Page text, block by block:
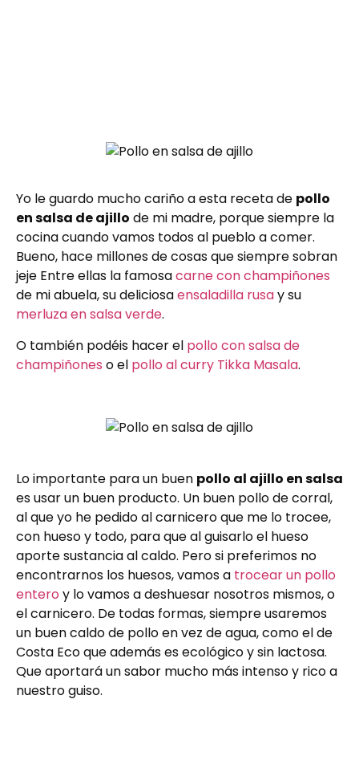
Yo le guardo mucho cariño a esta receta de pollo
en salsa de ajillo de mi madre, porque siempre la
cocina cuando vamos todos al pueblo a comer.
Bueno, hace millones de cosas que siempre sobran
jeje Entre ellas la famosacarne con champiñones
de mi abuela, su deliciosaensaladilla rusay su
merluza en salsa verde.
O también podéis hacer el pollo con salsa de
champiñones o el pollo al curry Tikka Masala.
Lo importante para un buen pollo al ajillo en salsa
es usar un buen producto. Un buen pollo de corral,
al que yo he pedido al carnicero que me lo trocee,
con hueso y todo, para que al guisarlo el hueso
aporte sustancia al caldo. Pero si preferimos no
encontrarnos los huesos, vamos a trocear un pollo
entero y lo vamos a deshuesar nosotros mismos, o
el carnicero. De todas formas, siempre usaremos
un buen caldo de pollo en vez de agua, como el de
Costa Eco que además es ecológico y sin lactosa.
Que aportará un sabor mucho más intenso y rico a
nuestro guiso.